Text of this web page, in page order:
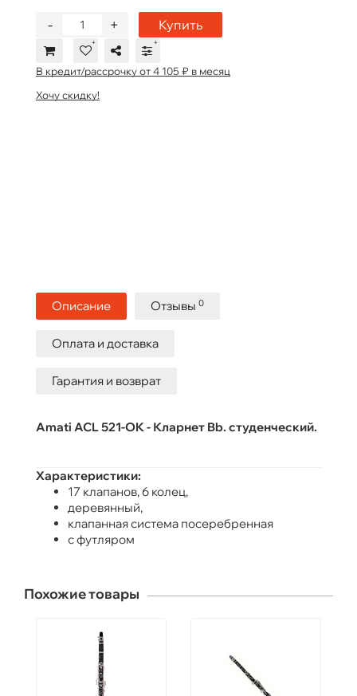
+
- Купить
В кредит/рассрочку от 4 105 ₽ в месяц
Хочу скидку!
Описание Отзывы 0
Оплата и доставка
Гарантия и возврат
Amati ACL 521-OK - Кларнет Bb. студенческий.
Характеристики:
17 клапанов, 6 колец,
деревянный,
клапанная система посеребренная
с футляром
Похожие товары